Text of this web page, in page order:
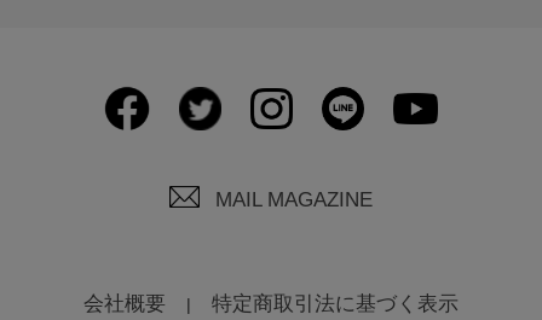
MAIL MAGAZINE
会社概要 特定商取引法に基づく表示